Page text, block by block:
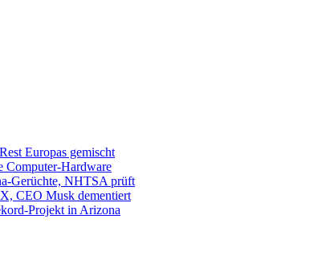
Europas gemischt
Computer-Hardware
Gerüchte, NHTSA prüft
CEO Musk dementiert
Projekt in Arizona